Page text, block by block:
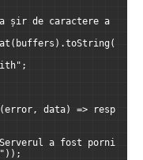
de caractere a
data) => resp
a fost porni